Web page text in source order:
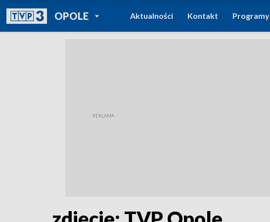
OPOLEPOWRÓT DO
TVP REGIONY
Aktualności Kontakt Programy